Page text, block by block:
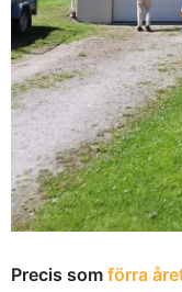
Precis som förra